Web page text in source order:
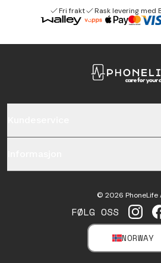
Fri frakt Rask levering med
FØLG OSS
NORWAY
© 2026 PhoneLife